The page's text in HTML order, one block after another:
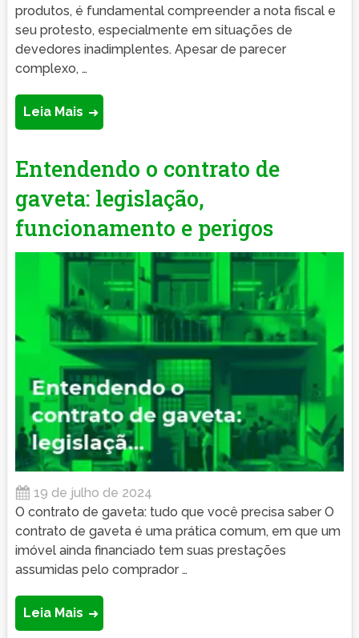
produtos, é fundamental compreender a nota fiscal e
seu protesto, especialmente em situações de
devedores inadimplentes. Apesar de parecer
complexo, …
Leia Mais
Entendendo o contrato de
gaveta: legislação,
funcionamento e perigos
19 de julho de 2024
O contrato de gaveta: tudo que você precisa saber O
contrato de gaveta é uma prática comum, em que um
imóvel ainda financiado tem suas prestações
assumidas pelo comprador …
Leia Mais